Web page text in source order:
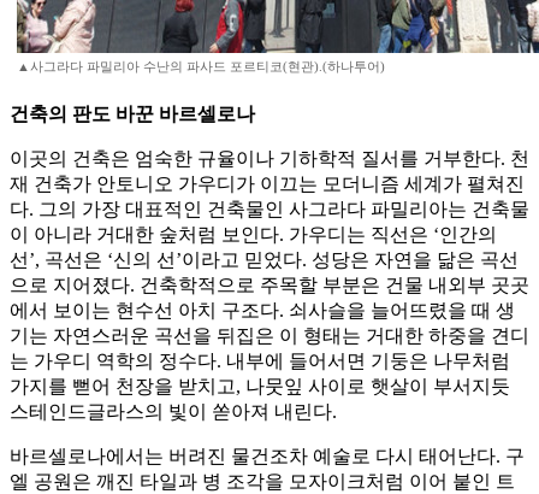
▲사그라다 파밀리아 수난의 파사드 포르티코(현관).(하나투어)
건축의 판도 바꾼 바르셀로나
이곳의 건축은 엄숙한 규율이나 기하학적 질서를 거부한다. 천
재 건축가 안토니오 가우디가 이끄는 모더니즘 세계가 펼쳐진
다. 그의 가장 대표적인 건축물인 사그라다 파밀리아는 건축물
이 아니라 거대한 숲처럼 보인다. 가우디는 직선은 ‘인간의
선’, 곡선은 ‘신의 선’이라고 믿었다. 성당은 자연을 닮은 곡선
으로 지어졌다. 건축학적으로 주목할 부분은 건물 내외부 곳곳
에서 보이는 현수선 아치 구조다. 쇠사슬을 늘어뜨렸을 때 생
기는 자연스러운 곡선을 뒤집은 이 형태는 거대한 하중을 견디
는 가우디 역학의 정수다. 내부에 들어서면 기둥은 나무처럼
가지를 뻗어 천장을 받치고, 나뭇잎 사이로 햇살이 부서지듯
스테인드글라스의 빛이 쏟아져 내린다.
바르셀로나에서는 버려진 물건조차 예술로 다시 태어난다. 구
엘 공원은 깨진 타일과 병 조각을 모자이크처럼 이어 붙인 트